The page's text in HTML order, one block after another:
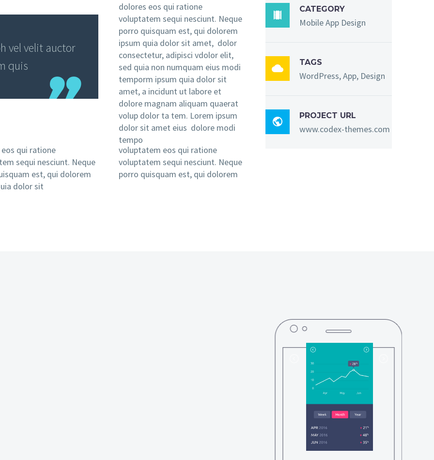
vel velit auctor
quis
dolores eos qui ratione
voluptatem sequi nesciunt. Neque
porro quisquam est, qui dolorem
ipsum quia dolor sit amet, dolor
consectetur, adipisci vdolor elit,
sed quia non numquam eius modi
temporm ipsum quia dolor sit
amet, a incidunt ut labore et
dolore magnam aliquam quaerat
volup dolor ta tem. Lorem ipsum
dolor sit amet eius dolore modi
tempo
qui ratione
sequi nesciunt. Neque
est, qui dolorem
dolor sit
voluptatem eos qui ratione
voluptatem sequi nesciunt. Neque
porro quisquam est, qui dolorem

CATEGORY
Mobile App Design

TAGS
WordPress, App, Design

PROJECT URL
www.codex-themes.com